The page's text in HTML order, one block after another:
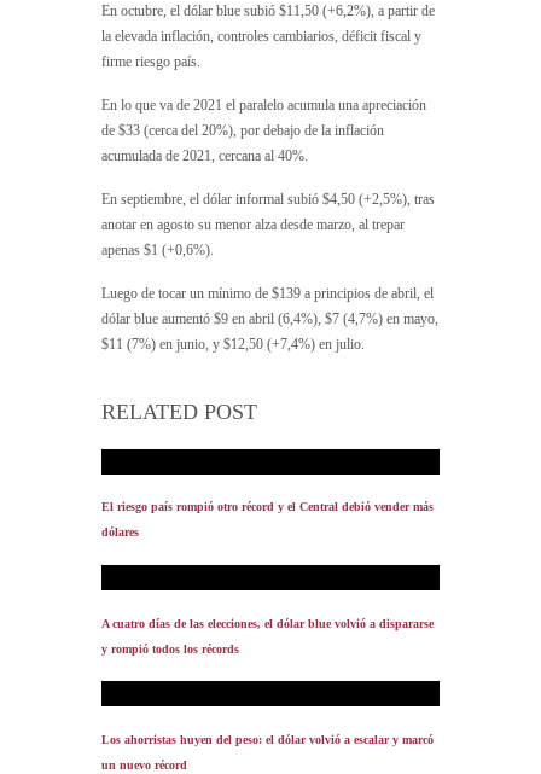
En octubre, el dólar blue subió $11,50 (+6,2%), a partir de
la elevada inflación, controles cambiarios, déficit fiscal y
firme riesgo país.
En lo que va de 2021 el paralelo acumula una apreciación
de $33 (cerca del 20%), por debajo de la inflación
acumulada de 2021, cercana al 40%.
En septiembre, el dólar informal subió $4,50 (+2,5%), tras
anotar en agosto su menor alza desde marzo, al trepar
apenas $1 (+0,6%).
Luego de tocar un mínimo de $139 a principios de abril, el
dólar blue aumentó $9 en abril (6,4%), $7 (4,7%) en mayo,
$11 (7%) en junio, y $12,50 (+7,4%) en julio.
RELATED POST
El riesgo país rompió otro récord y el Central debió vender más
dólares
A cuatro días de las elecciones, el dólar blue volvió a dispararse
y rompió todos los récords
Los ahorristas huyen del peso: el dólar volvió a escalar y marcó
un nuevo récord